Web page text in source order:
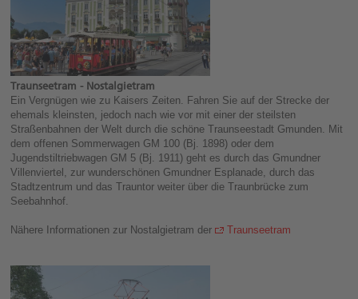
Traunseetram - Nostalgietram
Ein Vergnügen wie zu Kaisers Zeiten. Fahren Sie auf der Strecke der
ehemals kleinsten, jedoch nach wie vor mit einer der steilsten
Straßenbahnen der Welt durch die schöne Traunseestadt Gmunden. Mit
dem offenen Sommerwagen GM 100 (Bj. 1898) oder dem
Jugendstiltriebwagen GM 5 (Bj. 1911) geht es durch das Gmundner
Villenviertel, zur wunderschönen Gmundner Esplanade, durch das
Stadtzentrum und das Trauntor weiter über die Traunbrücke zum
Seebahnhof.
Nähere Informationen zur Nostalgietram der Traunseetram